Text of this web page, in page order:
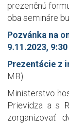
prezenčnú
oba semináre
Pozvánka na
9.11.2023, 9:30
Prezentácie z
MB)
Ministerstvo
Prievidza a s
zorganizovať